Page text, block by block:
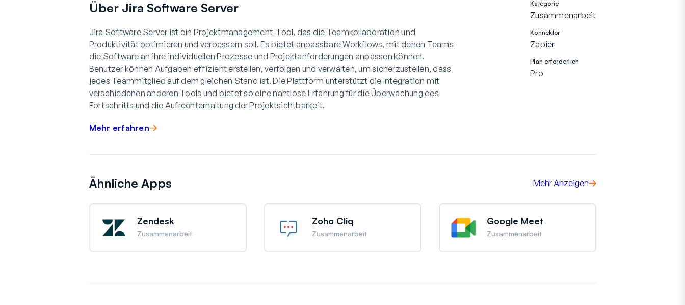
Über Jira Software Server
Jira Software Server ist ein Projektmanagement-Tool, das die Teamkollaboration und
Produktivität optimieren und verbessern soll. Es bietet anpassbare Workflows, mit denen Teams
die Software an ihre individuellen Prozesse und Projektanforderungen anpassen können.
Benutzer können Aufgaben effizient erstellen, verfolgen und verwalten, um sicherzustellen, dass
jedes Teammitglied auf dem gleichen Stand ist. Die Plattform unterstützt die Integration mit
verschiedenen anderen Tools und bietet so eine nahtlose Erfahrung für die Überwachung des
Fortschritts und die Aufrechterhaltung der Projektsichtbarkeit.
Mehr erfahren
Kategorie
Zusammenarbeit
Konnektor
Zapier
Plan erforderlich
Pro
Ähnliche Apps Mehr Anzeigen
Zendesk
Zusammenarbeit
Zoho Cliq
Zusammenarbeit
Google Meet
Zusammenarbeit